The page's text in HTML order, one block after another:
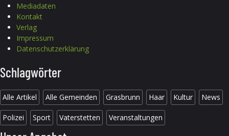
Mediadaten
Kontakt
Verlag
Impressum
Datenschutzerklärung
Schlagwörter
Alle Artikel Alle Gemeinden Grasbrunn Haar Kultur News
Polizei Sport Vaterstetten Veranstaltungen